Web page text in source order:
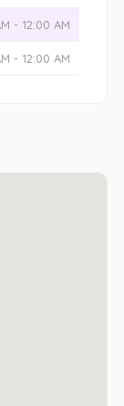
- 12:00 AM
- 12:00 AM